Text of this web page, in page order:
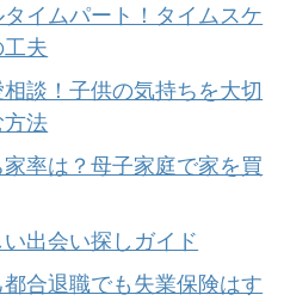
イムパート！タイムスケ
夫
談！子供の気持ちを大切
方法
率は？母子家庭で家を買
出会い探しガイド
合退職でも失業保険はす